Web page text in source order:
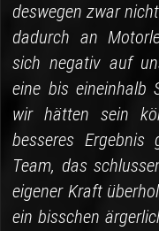
deswegen zwar
dadurch an
sich negativ auf
eine bis eineinhalb
wir hätten sein
besseres
Team, das
eigener Kraft
ein bisschen